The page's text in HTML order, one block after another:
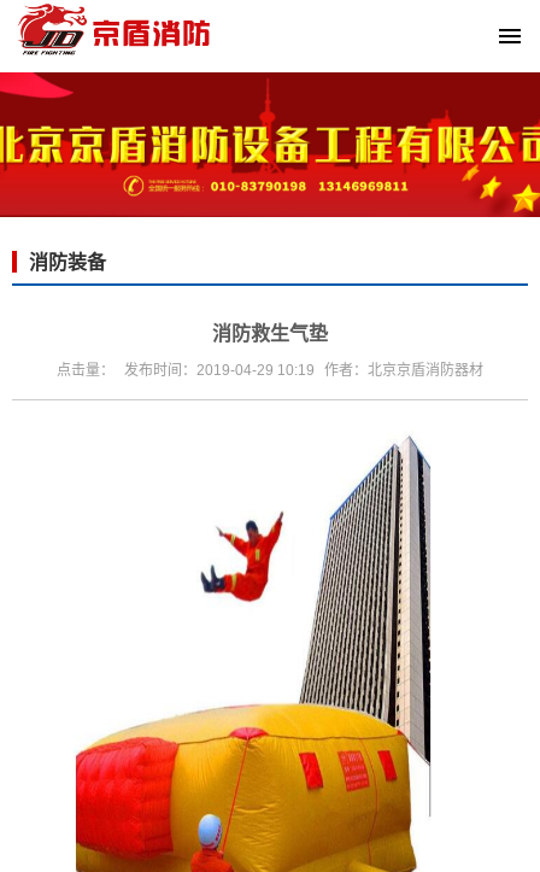
消防装备
消防救生气垫
点击量： 发布时间：2019-04-29 10:19 作者：北京京盾消防器材